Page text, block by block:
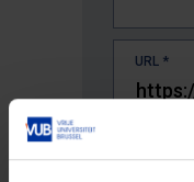
URL *
De volledige